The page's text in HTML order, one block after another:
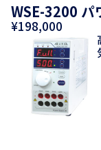
WSE-3200
¥198,000